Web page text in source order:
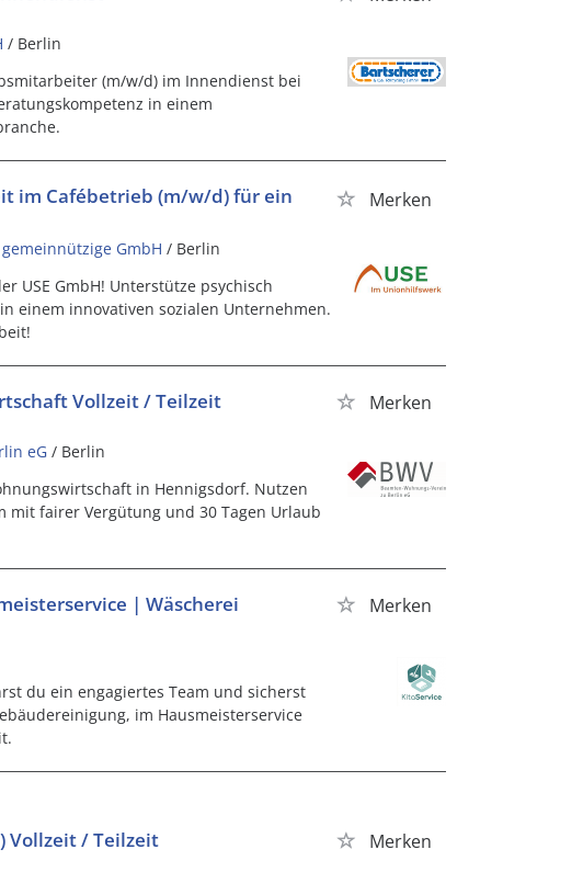
/ Berlin
(m/w/d) im Innendienst bei
in einem
im Cafébetrieb (m/w/d) für ein Merken
GmbH / Berlin
USE GmbH! Unterstütze psychisch
einem innovativen sozialen Unternehmen.
Vollzeit / Teilzeit Merken
eG / Berlin
in Hennigsdorf. Nutzen
mit fairer Vergütung und 30 Tagen Urlaub
| Wäscherei Merken
du ein engagiertes Team und sicherst
im Hausmeisterservice
Vollzeit / Teilzeit Merken